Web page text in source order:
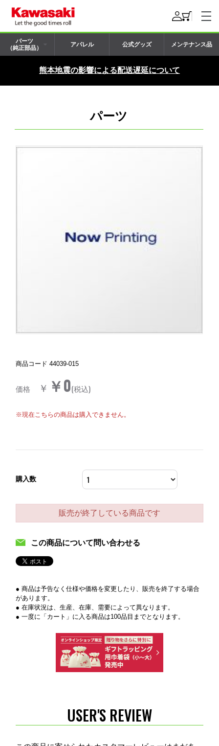
パーツ
（純正部品）
アパレル 公式グッズ メンテナンス品
熊本地震の影響による配送遅延について
パーツ
商品コード 44039-015
価格 ￥ ￥0(税込)
※現在こちらの商品は購入できません。
購入数
販売が終了している商品です
この商品について問い合わせる
● 商品は予告なく仕様や価格を変更したり、販売を終了する場合
があります。
● 在庫状況は、生産、在庫、需要によって異なります。
● 一度に「カート」に入る商品は100品目までとなります。
USER'S REVIEW